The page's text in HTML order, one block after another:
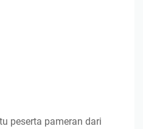
peserta pameran dari